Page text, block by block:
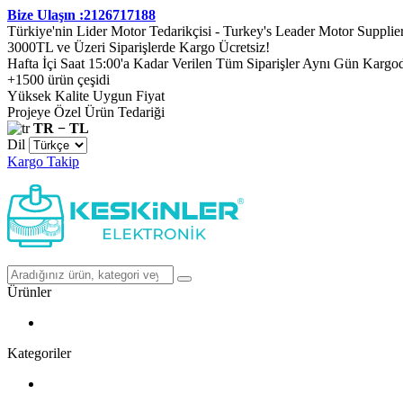
Bize Ulaşın :2126717188
Türkiye'nin Lider Motor Tedarikçisi - Turkey's Leader Motor
3000TL ve Üzeri Siparişlerde Kargo Ücretsiz!
Hafta İçi Saat 15:00'a Kadar Verilen Tüm Siparişler Aynı Gün
+1500 ürün çeşidi
Yüksek Kalite Uygun Fiyat
Projeye Özel Ürün Tedariği
TR − TL
Dil
Kargo Takip
Ürünler
Kategoriler